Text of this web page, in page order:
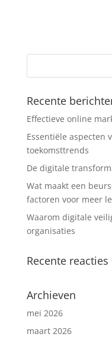
Recente
Effectieve online
Essentiële aspecten
toekomsttrends
De digitale
Wat maakt een
factoren voor meer
Waarom digitale
organisaties
Recente reacties
Archieven
mei 2026
maart 2026